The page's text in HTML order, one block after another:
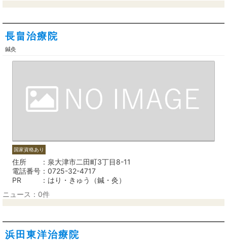
長畠治療院
鍼灸
国家資格あり
住所
泉大津市二田町3丁目8-11
電話番号
0725-32-4717
PR
はり・きゅう（鍼・灸）
ニュース：0件
浜田東洋治療院